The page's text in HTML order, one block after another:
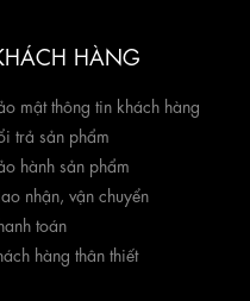
HÀNG
mật thông tin khách hàng
trả sản phẩm
hành sản phẩm
nhận, vận chuyển
toán
hàng thân thiết